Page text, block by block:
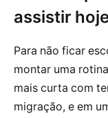
assistir
Para não ficar
montar uma
mais curta com
migração, e em